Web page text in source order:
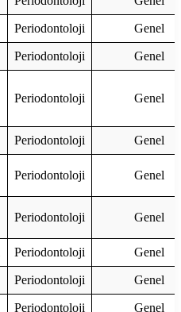
Periodontoloji Genel
Periodontoloji Genel
Periodontoloji Genel
Periodontoloji Genel
Periodontoloji Genel
Periodontoloji Genel
Periodontoloji Genel
Periodontoloji Genel
Periodontoloji Genel